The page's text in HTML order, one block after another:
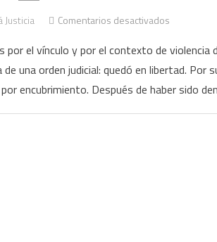
Justicia Comentarios desactivadosen
Juan:
un
funcionario
el vínculo y por el contexto de violencia
una orden judicial: quedó en libertad. Por
encubrimiento. Después de haber sido